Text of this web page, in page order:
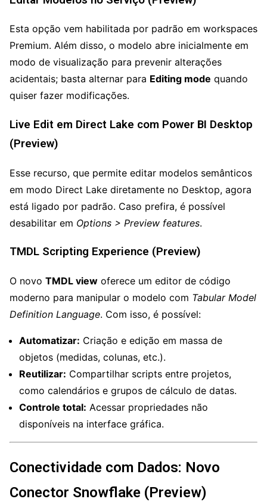
Esta opção vem habilitada por padrão em workspaces
Premium. Além disso, o modelo abre inicialmente em
modo de visualização para prevenir alterações
acidentais; basta alternar para Editing mode quando
quiser fazer modificações.
Live Edit em Direct Lake com Power BI Desktop
(Preview)
Esse recurso, que permite editar modelos semânticos
em modo Direct Lake diretamente no Desktop, agora
está ligado por padrão. Caso prefira, é possível
desabilitar em Options > Preview features.
TMDL Scripting Experience (Preview)
O novo TMDL view oferece um editor de código
moderno para manipular o modelo com Tabular Model
Definition Language. Com isso, é possível:
Automatizar: Criação e edição em massa de
objetos (medidas, colunas, etc.).
Reutilizar: Compartilhar scripts entre projetos,
como calendários e grupos de cálculo de datas.
Controle total: Acessar propriedades não
disponíveis na interface gráfica.
Conectividade com Dados: Novo
Conector Snowflake (Preview)